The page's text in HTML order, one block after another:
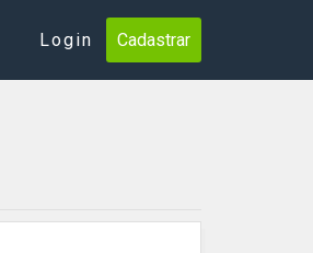
Login Cadastrar